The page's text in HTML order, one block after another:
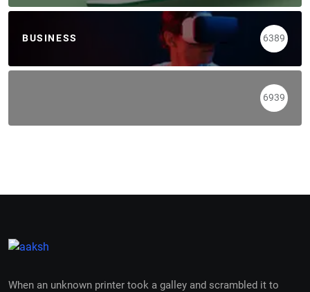
BUSINESS 6389
6939
When an unknown printer took a galley and scrambled it to